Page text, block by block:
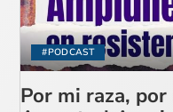
#PODCAST
Por mi raza,